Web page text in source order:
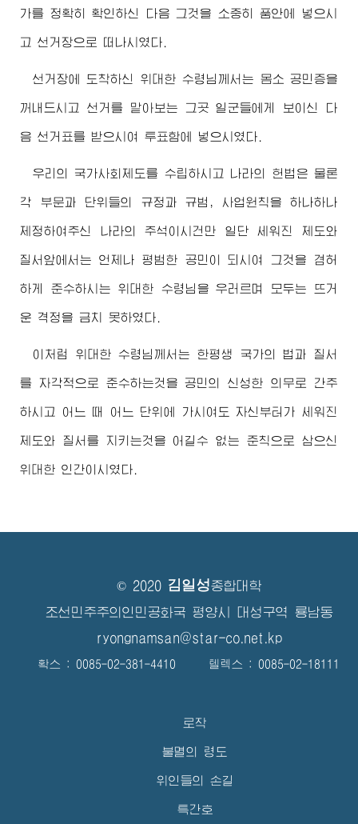
가를 정확히 확인하신 다음 그것을 소중히 품안에 넣으시
고 선거장으로 떠나시였다.
선거장에 도착하신 위대한 수령님 께서는 몸소 공민증을
꺼내드시고 선거를 맡아보는 그곳 일군들에게 보이신 다
음 선거표를 받으시여 투표함에 넣으시였다.
우리의 국가사회제도를 수립하시고 나라의 헌법은 물론
각 부문과 단위들의 규정과 규범, 사업원칙을 하나하나
제정하여주신 나라의 주석이시건만 일단 세워진 제도와
질서앞에서는 언제나 평범한 공민이 되시여 그것을 겸허
하게 준수하시는 위대한 수령님 을 우러르며 모두는 뜨거
운 격정을 금치 못하였다.
이처럼 위대한 수령님 께서는 한평생 국가의 법과 질서
를 자각적으로 준수하는것을 공민의 신성한 의무로 간주
하시고 어느 때 어느 단위에 가시여도 자신부터가 세워진
제도와 질서를 지키는것을 어길수 없는 준칙으로 삼으신
위대한 인간이시였다.
© 2020 김일성종합대학
조선민주주의인민공화국 평양시 대성구역 룡남동
ryongnamsan@star-co.net.kp
확스 : 0085-02-381-4410 텔렉스 : 0085-02-18111
로작
불멸의 령도
위인들의 손길
특간호